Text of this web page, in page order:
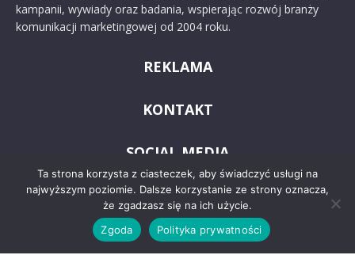
kampanii, wywiady oraz badania, wspierając rozwój branży
komunikacji marketingowej od 2004 roku.
REKLAMA
KONTAKT
SOCIAL MEDIA
Ta strona korzysta z ciasteczek, aby świadczyć usługi na
najwyższym poziomie. Dalsze korzystanie ze strony oznacza,
że zgadzasz się na ich użycie.
Zgoda
Polityka prywatności